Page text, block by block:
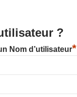
?
Nom d’utilisateur*